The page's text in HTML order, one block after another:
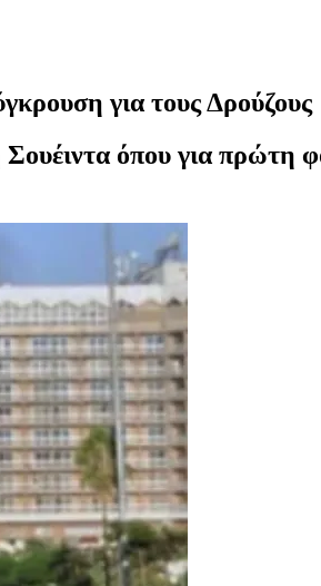
για τους Δρούζους
Σουέιντα όπου για πρώτη